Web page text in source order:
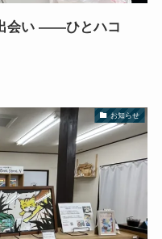
会い ――ひとハコ
お知らせ